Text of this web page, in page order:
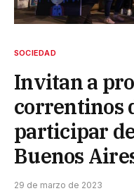
SOCIEDAD
Invitan a
correntinos
participar
Buenos
29 de marzo de 2023